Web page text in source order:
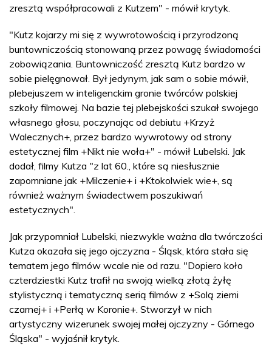
zresztą współpracowali z Kutzem" - mówił krytyk.
"Kutz kojarzy mi się z wywrotowością i przyrodzoną
buntowniczością stonowaną przez powagę świadomości
zobowiązania. Buntowniczość zresztą Kutz bardzo w
sobie pielęgnował. Był jedynym, jak sam o sobie mówił,
plebejuszem w inteligenckim gronie twórców polskiej
szkoły filmowej. Na bazie tej plebejskości szukał swojego
własnego głosu, poczynając od debiutu +Krzyż
Walecznych+, przez bardzo wywrotowy od strony
estetycznej film +Nikt nie woła+" - mówił Lubelski. Jak
dodał, filmy Kutza "z lat 60., które są niesłusznie
zapomniane jak +Milczenie+ i +Ktokolwiek wie+, są
również ważnym świadectwem poszukiwań
estetycznych".
Jak przypomniał Lubelski, niezwykle ważna dla twórczości
Kutza okazała się jego ojczyzna - Śląsk, która stała się
tematem jego filmów wcale nie od razu. "Dopiero koło
czterdziestki Kutz trafił na swoją wielką złotą żyłę
stylistyczną i tematyczną serią filmów z +Solą ziemi
czarnej+ i +Perłą w Koronie+. Stworzył w nich
artystyczny wizerunek swojej małej ojczyzny - Górnego
Śląska" - wyjaśnił krytyk.